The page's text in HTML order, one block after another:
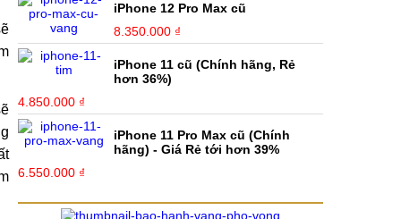
iPhone 12 Pro Max cũ
8.350.000 ₫
iPhone 11 cũ (Chính hãng, Rẻ
hơn 36%)
4.850.000 ₫
iPhone 11 Pro Max cũ (Chính
hãng) - Giá Rẻ tới hơn 39%
6.550.000 ₫